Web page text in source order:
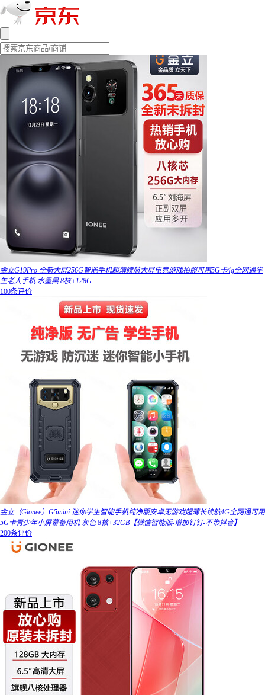
金立G19Pro 全新大屏256G智能手机超薄续航大屏电竞游戏拍照可用5G卡4g全网通学
生老人手机 水墨黑 8核+128G
100条评价
金立（Gionee）G5mini 迷你学生智能手机纯净版安卓无游戏超薄长续航4G全网通可用
5G卡青少年小屏幕备用机 灰色 8核+32GB【微信智能版-增加钉钉-不带抖音】
200条评价